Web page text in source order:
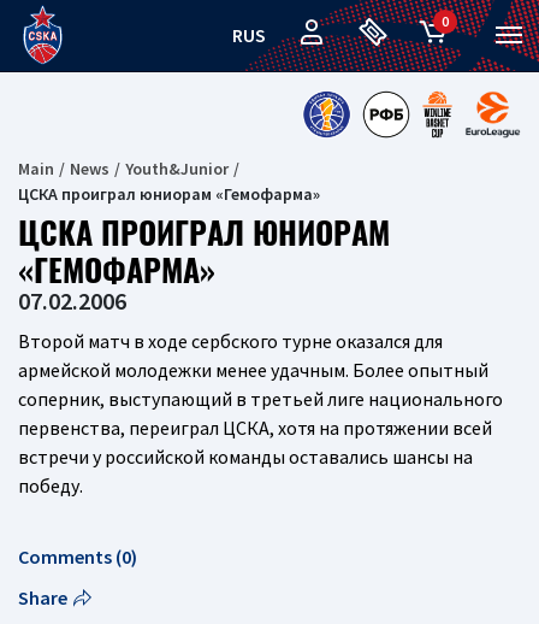
RUS
0
Main News
Youth&Junior
ЦСКА проиграл юниорам «Гемофарма»
ЦСКА ПРОИГРАЛ ЮНИОРАМ
«ГЕМОФАРМА»
07.02.2006
Второй матч в ходе сербского турне оказался для
армейской молодежки менее удачным. Более опытный
соперник, выступающий в третьей лиге национального
первенства, переиграл ЦСКА, хотя на протяжении всей
встречи у российской команды оставались шансы на
победу.
Comments (0)
Share